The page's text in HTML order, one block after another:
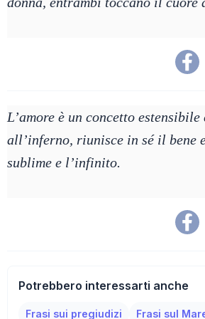
L’amore è un concetto
all’inferno, riunisce in sé il bene
sublime e l’infinito.
Potrebbero interessarti anche
Frasi sui pregiudizi Frasi sul